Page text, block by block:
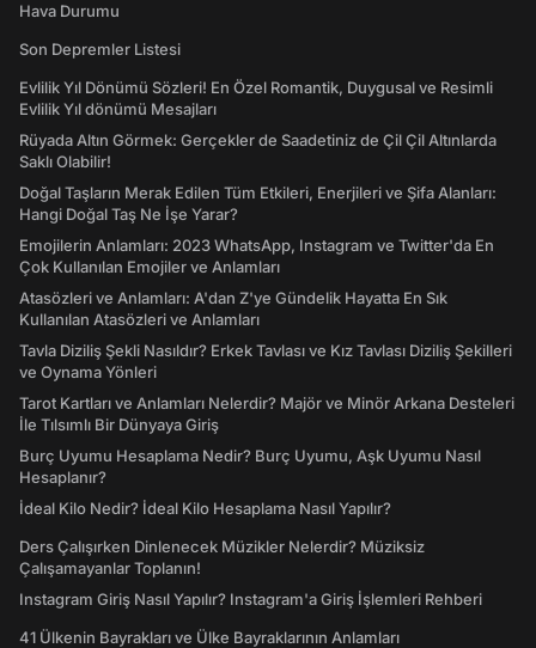
Hava Durumu
Son Depremler Listesi
Evlilik Yıl Dönümü Sözleri! En Özel Romantik, Duygusal ve Resimli
Evlilik Yıl dönümü Mesajları
Rüyada Altın Görmek: Gerçekler de Saadetiniz de Çil Çil Altınlarda
Saklı Olabilir!
Doğal Taşların Merak Edilen Tüm Etkileri, Enerjileri ve Şifa Alanları:
Hangi Doğal Taş Ne İşe Yarar?
Emojilerin Anlamları: 2023 WhatsApp, Instagram ve Twitter'da En
Çok Kullanılan Emojiler ve Anlamları
Atasözleri ve Anlamları: A'dan Z'ye Gündelik Hayatta En Sık
Kullanılan Atasözleri ve Anlamları
Tavla Diziliş Şekli Nasıldır? Erkek Tavlası ve Kız Tavlası Diziliş Şekilleri
ve Oynama Yönleri
Tarot Kartları ve Anlamları Nelerdir? Majör ve Minör Arkana Desteleri
İle Tılsımlı Bir Dünyaya Giriş
Burç Uyumu Hesaplama Nedir? Burç Uyumu, Aşk Uyumu Nasıl
Hesaplanır?
İdeal Kilo Nedir? İdeal Kilo Hesaplama Nasıl Yapılır?
Ders Çalışırken Dinlenecek Müzikler Nelerdir? Müziksiz
Çalışamayanlar Toplanın!
Instagram Giriş Nasıl Yapılır? Instagram'a Giriş İşlemleri Rehberi
41 Ülkenin Bayrakları ve Ülke Bayraklarının Anlamları